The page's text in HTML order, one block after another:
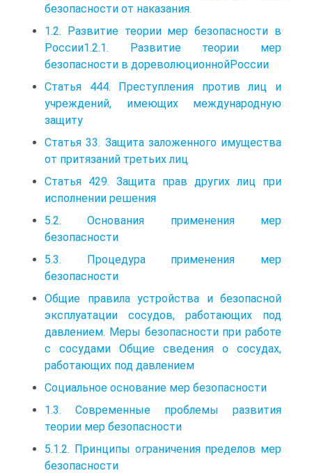
безопасности от наказания.
1.2. Развитие теории мер безопасности в
России1.2.1. Развитие теории мер
безопасности в дореволюционнойРоссии
Статья 444. Преступления против лиц и
учреждений, имеющих международную
защиту
Статья 33. Защита заложенного имущества
от притязаний третьих лиц
Статья 429. Защита прав других лиц при
исполнении решения
5.2. Основания применения мер
безопасности
5.3. Процедура применения мер
безопасности
Общие правила устройства и безопасной
эксплуатации сосудов, работающих под
давлением. Меры безопасности при работе
с сосудами Общие сведения о сосудах,
работающих под давлением
Социальное основание мер безопасности
1.3. Современные проблемы развития
теории мер безопасности
5.1.2. Принципы ограничения пределов мер
безопасности